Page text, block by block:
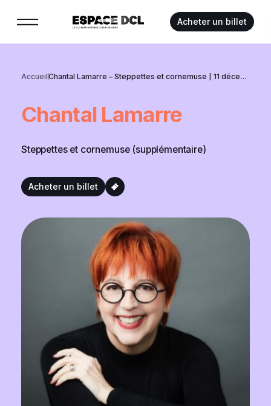
Acheter un billet
Suivez-nous :
Accueil Chantal Lamarre – Steppettes et cornemuse | 11 décembre 2026
Chantal Lamarre
Steppettes et cornemuse (supplémentaire)
Acheter un billet